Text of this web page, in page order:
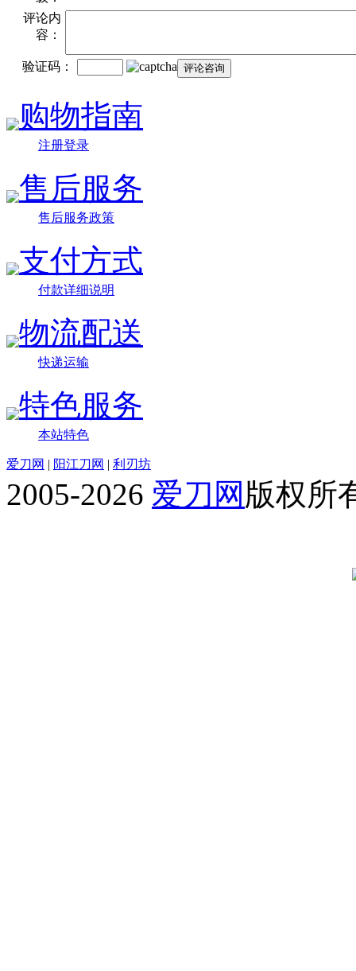
评论内
容：
验证码：
购物指南
注册登录
售后服务
售后服务政策
支付方式
付款详细说明
物流配送
快递运输
特色服务
本站特色
爱刀网 | 阳江刀网 | 利刃坊
2005-2026 爱刀网 版权所